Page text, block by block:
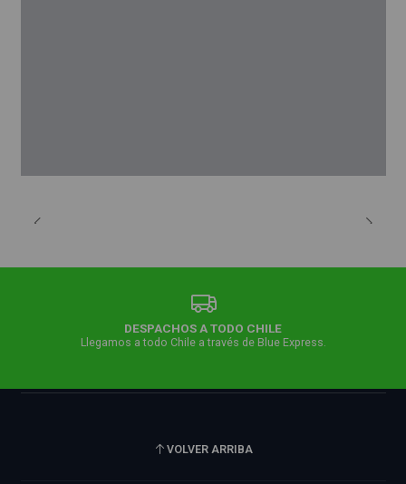
DESPACHOS A TODO CHILE
Llegamos a todo Chile a través de Blue Express.
VOLVER ARRIBA